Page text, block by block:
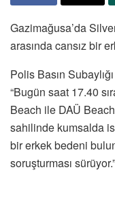
Gazimağusa’da
arasında cansız bir
Polis Basın
“Bugün saat 17.40
Beach ile DAÜ
sahilinde kumsalda
bir erkek bedeni
soruşturması